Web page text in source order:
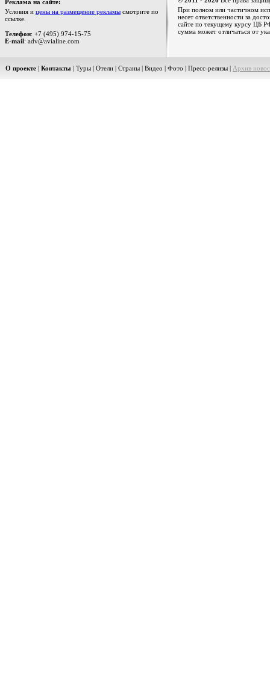
Реклама на сайте:
Условия и цены на размещение рекламы смотрите по
ссылке.
Телефон: +7 (495) 974-15-75
E-mail: adv@avialine.com
При полном или частичном
несет ответственности за
сайте по текущему курсу ЦБ
сумма может отличаться от
О проекте | Контакты | Туры | Отели | Страны | Видео | Фото | Пресс-релизы | Архив